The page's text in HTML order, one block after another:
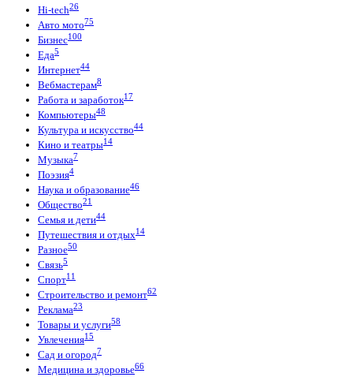
Hi-tech26
Авто мото75
Бизнес100
Еда5
Интернет44
Вебмастерам8
Работа и заработок17
Компьютеры48
Культура и искусство44
Кино и театры14
Музыка7
Поэзия4
Наука и образование46
Общество21
Семья и дети44
Путешествия и отдых14
Разное50
Связь5
Спорт11
Строительство и ремонт62
Реклама23
Товары и услуги58
Увлечения15
Сад и огород7
Медицина и здоровье66